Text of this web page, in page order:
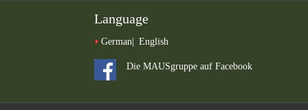
Language
German English
Die MAUSgruppe auf Facebook